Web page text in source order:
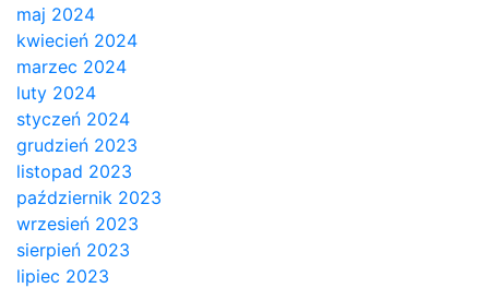
maj 2024
kwiecień 2024
marzec 2024
luty 2024
styczeń 2024
grudzień 2023
listopad 2023
październik 2023
wrzesień 2023
sierpień 2023
lipiec 2023